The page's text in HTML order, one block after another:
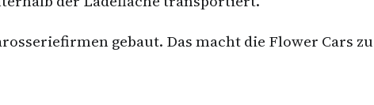
gebaut. Das macht die Flower Cars